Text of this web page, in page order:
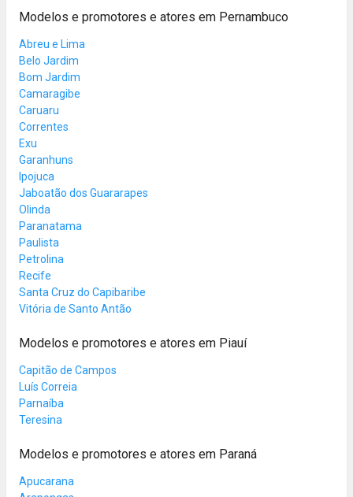
Modelos e promotores e atores em Pernambuco
Abreu e Lima
Belo Jardim
Bom Jardim
Camaragibe
Caruaru
Correntes
Exu
Garanhuns
Ipojuca
Jaboatão dos Guararapes
Olinda
Paranatama
Paulista
Petrolina
Recife
Santa Cruz do Capibaribe
Vitória de Santo Antão
Modelos e promotores e atores em Piauí
Capitão de Campos
Luís Correia
Parnaíba
Teresina
Modelos e promotores e atores em Paraná
Apucarana